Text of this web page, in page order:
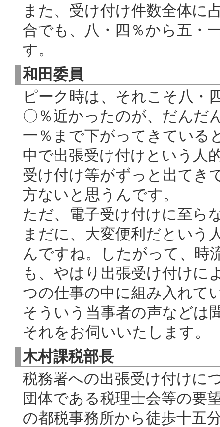
また、受け付け件数全体に
合でも、八・四％から五・
す。
和田委員
ピーク時は、それこそ八・
〇％近かったのが、だんだ
一％まで下がってきている
中で出張受け付けという人
受け付け等がずっと出てき
方ないと思うんです。
ただ、電子受け付けに至ら
まだに、大変便利だという
んですね。したがって、時
も、やはり出張受け付けに
つの仕事の中に組み入れて
そういう当事者の声などは
それをお伺いいたします。
木村課税部長
税務署への出張受け付けに
団体である税理士会等の要
の都税事務所から徒歩十五